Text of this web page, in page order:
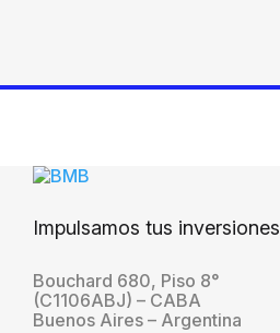
Impulsamos tus inversiones
Bouchard 680, Piso 8°
(C1106ABJ) – CABA
Buenos Aires – Argentina